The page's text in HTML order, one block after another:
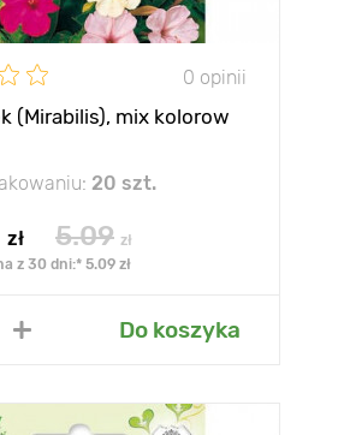
0 opinii
(Mirabilis), mix kolorow
20 szt.
zł 5.09 zł
z 30 dni:* 5.09 zł
Do koszyka